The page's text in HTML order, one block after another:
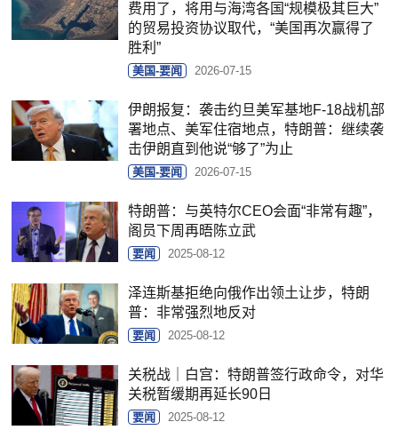
费用了，将用与海湾各国“规模极其巨大”
的贸易投资协议取代，“美国再次赢得了
胜利”
美国-要闻 2026-07-15
伊朗报复：袭击约旦美军基地F-18战机部
署地点、美军住宿地点，特朗普：继续袭
击伊朗直到他说“够了”为止
美国-要闻 2026-07-15
特朗普：与英特尔CEO会面“非常有趣”，
阁员下周再晤陈立武
要闻 2025-08-12
泽连斯基拒绝向俄作出领土让步，特朗
普：非常强烈地反对
要闻 2025-08-12
关税战｜白宫：特朗普签行政命令，对华
关税暂缓期再延长90日
要闻 2025-08-12